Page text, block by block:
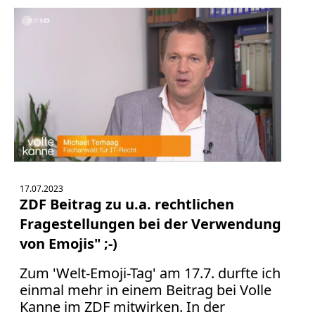
17.07.2023
ZDF Beitrag zu u.a. rechtlichen
Fragestellungen bei der Verwendung
von Emojis" ;-)
Zum 'Welt-Emoji-Tag' am 17.7. durfte ich
einmal mehr in einem Beitrag bei Volle
Kanne im ZDF mitwirken. In der